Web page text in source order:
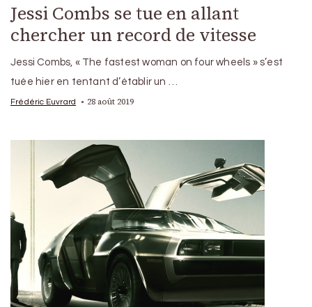
Jessi Combs se tue en allant
chercher un record de vitesse
Jessi Combs, « The fastest woman on four wheels » s’est
tuée hier en tentant d’établir un …
Frédéric Euvrard 28 août 2019